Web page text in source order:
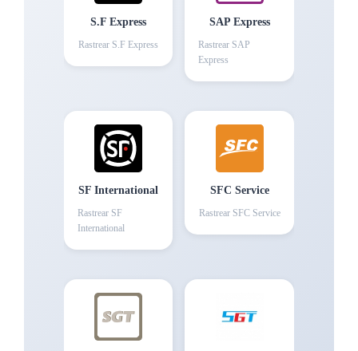
S.F Express
Rastrear S.F Express
SAP Express
Rastrear SAP
Express
SF International
Rastrear SF
International
SFC Service
Rastrear SFC Service